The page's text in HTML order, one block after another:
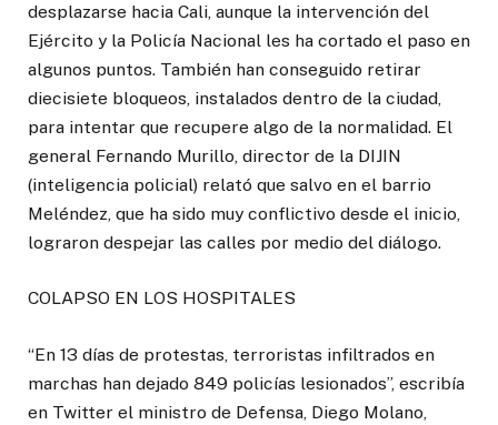
desplazarse hacia Cali, aunque la intervención del
Ejército y la Policía Nacional les ha cortado el paso en
algunos puntos. También han conseguido retirar
diecisiete bloqueos, instalados dentro de la ciudad,
para intentar que recupere algo de la normalidad. El
general Fernando Murillo, director de la DIJIN
(inteligencia policial) relató que salvo en el barrio
Meléndez, que ha sido muy conflictivo desde el inicio,
lograron despejar las calles por medio del diálogo.
COLAPSO EN LOS HOSPITALES
“En 13 días de protestas, terroristas infiltrados en
marchas han dejado 849 policías lesionados”, escribía
en Twitter el ministro de Defensa, Diego Molano,